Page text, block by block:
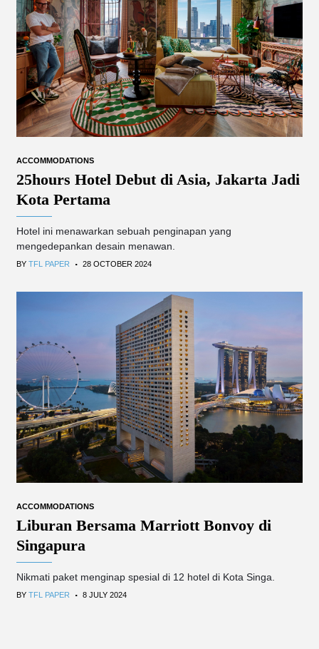
ACCOMMODATIONS
25hours Hotel Debut di Asia, Jakarta Jadi
Kota Pertama
Hotel ini menawarkan sebuah penginapan yang
mengedepankan desain menawan.
BY TFL PAPER . 28 OCTOBER 2024
ACCOMMODATIONS
Liburan Bersama Marriott Bonvoy di
Singapura
Nikmati paket menginap spesial di 12 hotel di Kota Singa.
BY TFL PAPER . 8 JULY 2024